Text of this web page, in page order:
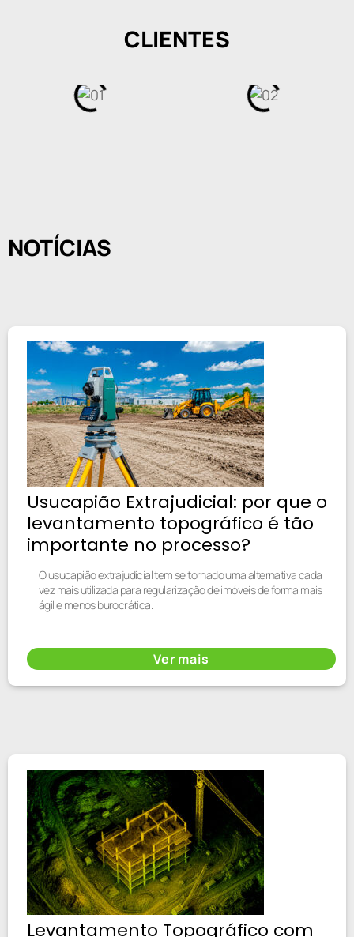
CLIENTES
NOTÍCIAS
Usucapião Extrajudicial: por que o
levantamento topográfico é tão
importante no processo?
O usucapião extrajudicial tem se tornado uma alternativa cada
vez mais utilizada para regularização de imóveis de forma mais
ágil e menos burocrática.
Ver mais
Levantamento Topográfico com